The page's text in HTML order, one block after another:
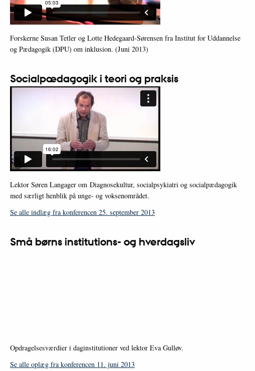
Forskerne Susan Tetler og Lotte Hedegaard-Sørensen fra Institut for Uddannelse
og Pædagogik (DPU) om inklusion. (Juni 2013)
Socialpædagogik i teori og praksis
Lektor Søren Langager om Diagnosekultur, socialpsykiatri og socialpædagogik
med særligt henblik på unge- og voksenområdet.
Se alle indlæg fra konferencen 25. september 2013
Små børns institutions- og hverdagsliv
Opdragelsesværdier i daginstitutioner ved lektor Eva Gulløv.
Se alle oplæg fra konferencen 11. juni 2013